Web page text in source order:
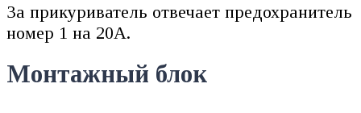
За прикуриватель отвечает предохранитель
номер 1 на 20А.
Монтажный блок